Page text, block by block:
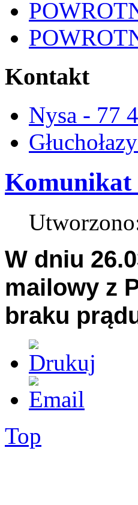
Kontakt
Nysa - 77
Komunikat
W dniu
mailowy z
braku
Top